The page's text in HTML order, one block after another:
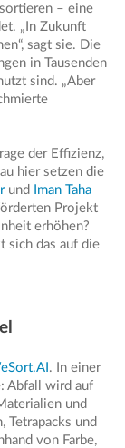
– eine
„In Zukunft
sagt sie. Die
in Tausenden
sind. „Aber
der Effizienz,
hier setzen die
und
Iman Taha
Projekt
erhöhen?
sich das auf die
. In einer
Abfall wird auf
und
Tetrapacks und
von Farbe,